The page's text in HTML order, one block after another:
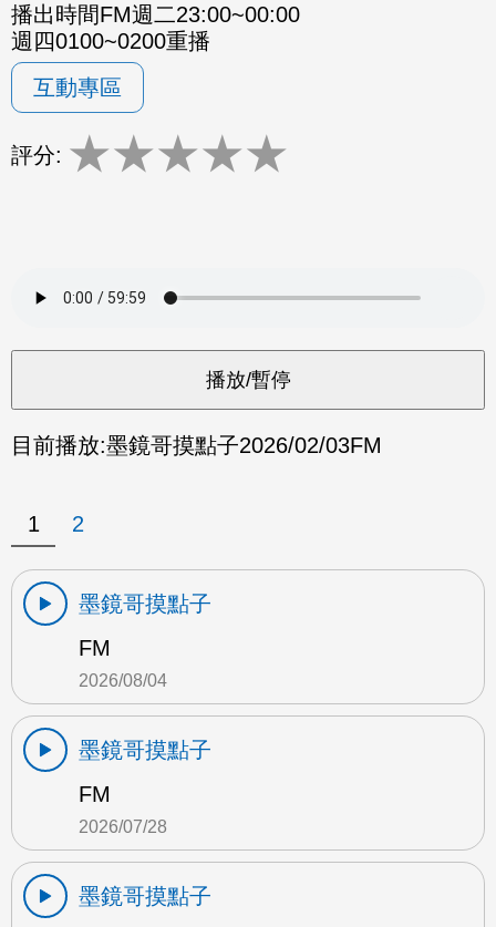
播出時間FM週二23:00~00:00
週四0100~0200重播
互動專區
評分: ★★★★★
目前播放:墨鏡哥摸點子2026/02/03FM
1 2
墨鏡哥摸點子
FM
2026/08/04
墨鏡哥摸點子
FM
2026/07/28
墨鏡哥摸點子